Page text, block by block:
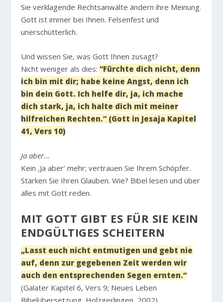
Sie verklagende Rechtsanwälte ändern ihre Meinung.
Gott ist immer bei Ihnen. Felsenfest und
unerschütterlich.
Und wissen Sie, was Gott Ihnen zusagt?
Nicht weniger als dies:“Fürchte dich nicht, denn
ich bin mit dir; habe keine Angst, denn ich
bin dein Gott. Ich helfe dir, ja, ich mache
dich stark, ja, ich halte dich mit meiner
hilfreichen Rechten.” (Gott in Jesaja Kapitel
41, Vers 10)
Ja aber…
Kein ‚Ja aber‘ mehr; vertrauen Sie Ihrem Schöpfer.
Stärken Sie Ihren Glauben. Wie? Bibel lesen und über
alles mit Gott reden.
MIT GOTT GIBT ES FÜR SIE KEIN
ENDGÜLTIGES SCHEITERN
„Lasst euch nicht entmutigen und gebt nie
auf, denn zur gegebenen Zeit werden wir
auch den entsprechenden Segen ernten.“
(Galater Kapitel 6, Vers 9; Neues Leben
Bibelübersetzung, Holzgerlingen, 2002)